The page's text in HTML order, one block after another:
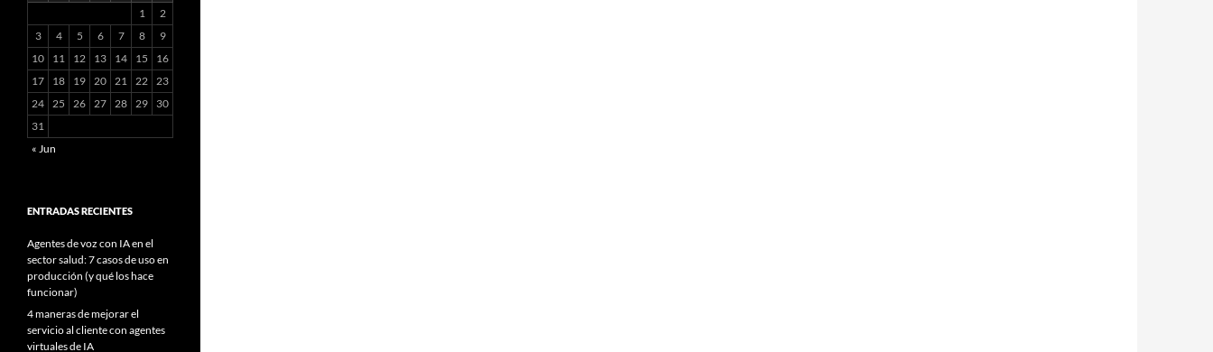
1
2
3
4 5 6 7 8
9
10
11 12 13 14 15
16
17
18 19 20 21 22
23
24
25 26 27 28 29
30
31
« Jun
ENTRADAS RECIENTES
Agentes de voz con IA en el
sector salud: 7 casos de uso en
producción (y qué los hace
funcionar)
4 maneras de mejorar el
servicio al cliente con agentes
virtuales de IA